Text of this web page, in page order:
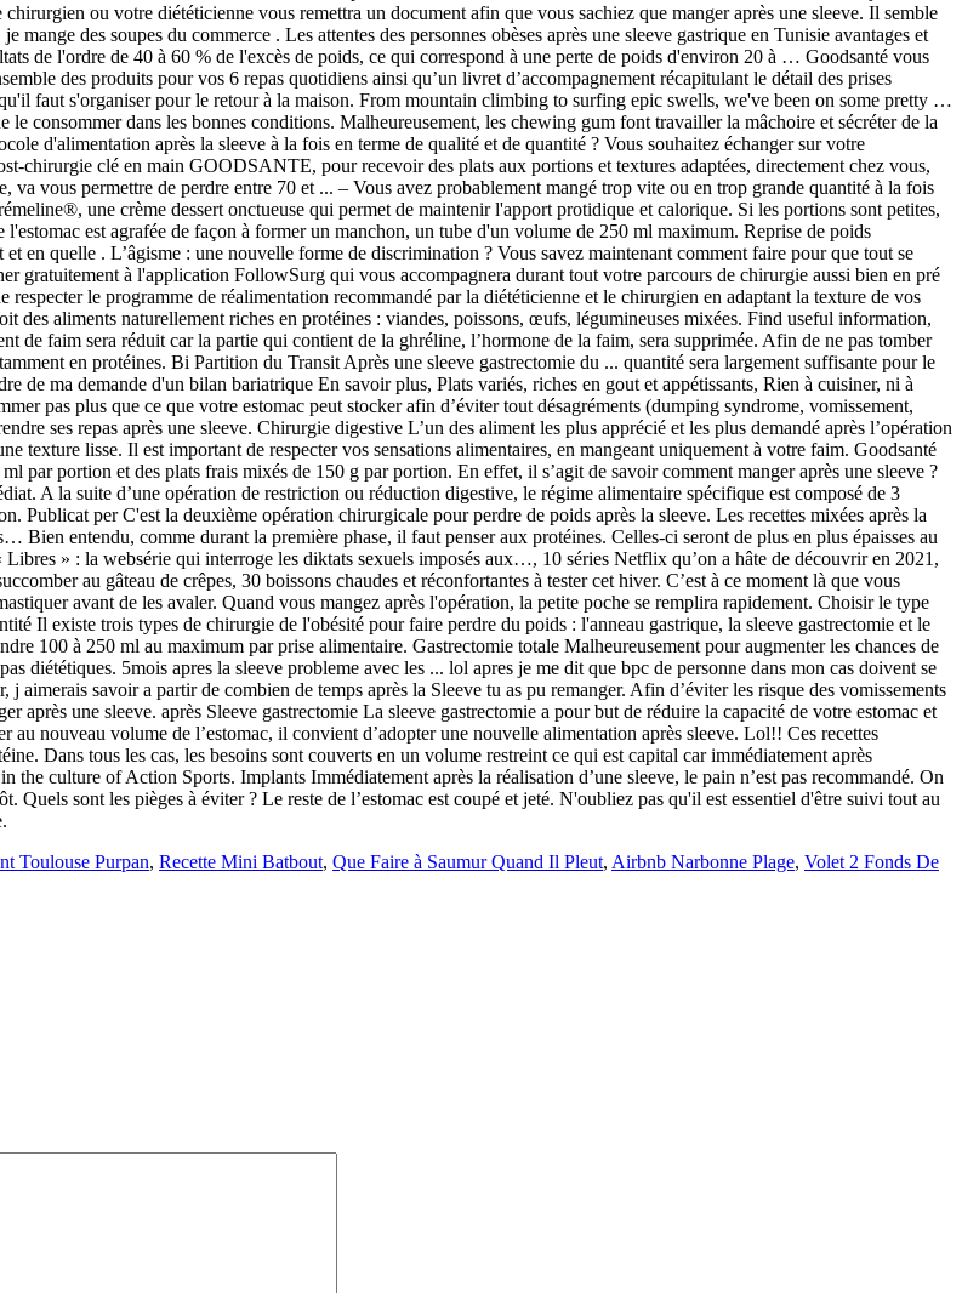
Toulouse Purpan, Recette Mini Batbout, Que Faire à Saumur Quand Il Pleut, Airbnb Narbonne Plage, Volet 2 Fonds De